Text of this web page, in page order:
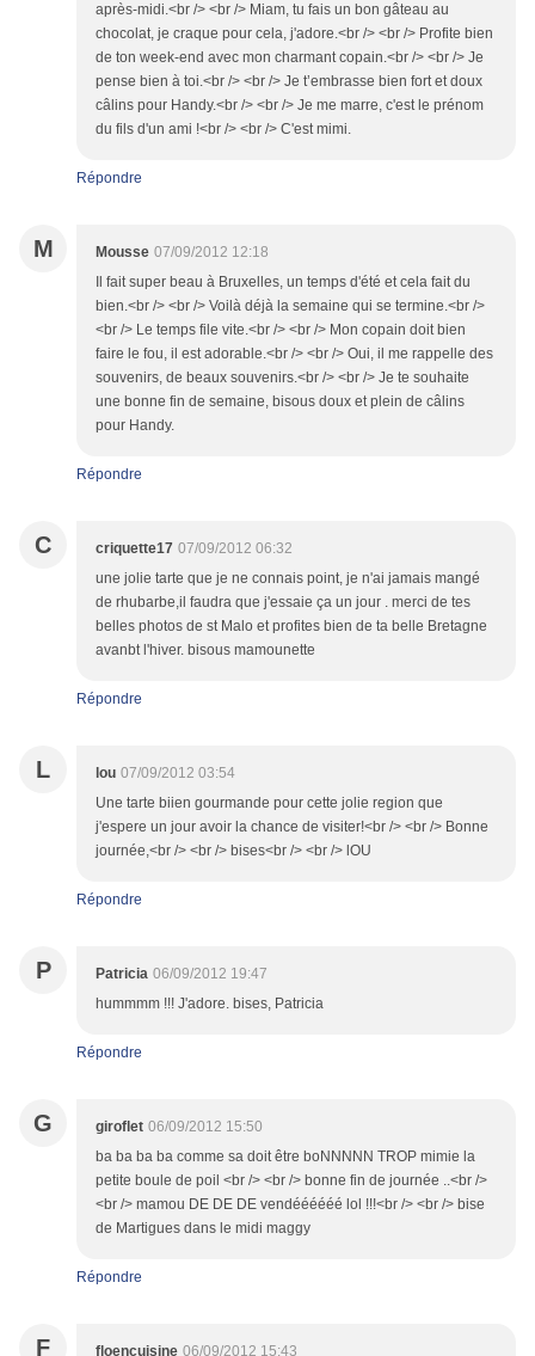
après-midi.<br /> <br /> Miam, tu fais un bon gâteau au
chocolat, je craque pour cela, j'adore.<br /> <br /> Profite bien
de ton week-end avec mon charmant copain.<br /> <br /> Je
pense bien à toi.<br /> <br /> Je t’embrasse bien fort et doux
câlins pour Handy.<br /> <br /> Je me marre, c'est le prénom
du fils d'un ami !<br /> <br /> C'est mimi.
Répondre
M Mousse 07/09/2012 12:18
Il fait super beau à Bruxelles, un temps d'été et cela fait du
bien.<br /> <br /> Voilà déjà la semaine qui se termine.<br />
<br /> Le temps file vite.<br /> <br /> Mon copain doit bien
faire le fou, il est adorable.<br /> <br /> Oui, il me rappelle des
souvenirs, de beaux souvenirs.<br /> <br /> Je te souhaite
une bonne fin de semaine, bisous doux et plein de câlins
pour Handy.
Répondre
C criquette17 07/09/2012 06:32
une jolie tarte que je ne connais point, je n'ai jamais mangé
de rhubarbe,il faudra que j'essaie ça un jour . merci de tes
belles photos de st Malo et profites bien de ta belle Bretagne
avanbt l'hiver. bisous mamounette
Répondre
L lou 07/09/2012 03:54
Une tarte biien gourmande pour cette jolie region que
j'espere un jour avoir la chance de visiter!<br /> <br /> Bonne
journée,<br /> <br /> bises<br /> <br /> lOU
Répondre
P Patricia 06/09/2012 19:47
hummmm !!! J'adore. bises, Patricia
Répondre
G giroflet 06/09/2012 15:50
ba ba ba ba comme sa doit être boNNNNN TROP mimie la
petite boule de poil <br /> <br /> bonne fin de journée ..<br />
<br /> mamou DE DE DE vendéééééé lol !!!<br /> <br /> bise
de Martigues dans le midi maggy
Répondre
F floencuisine 06/09/2012 15:43